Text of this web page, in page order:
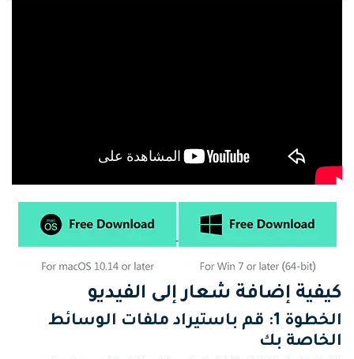
كيفية إضافة شعار إلى الفيديو
الخطوة 1: قم باستيراد ملفات الوسائط
الخاصة بك